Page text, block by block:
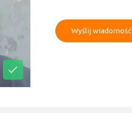
Wyślij wiadomość